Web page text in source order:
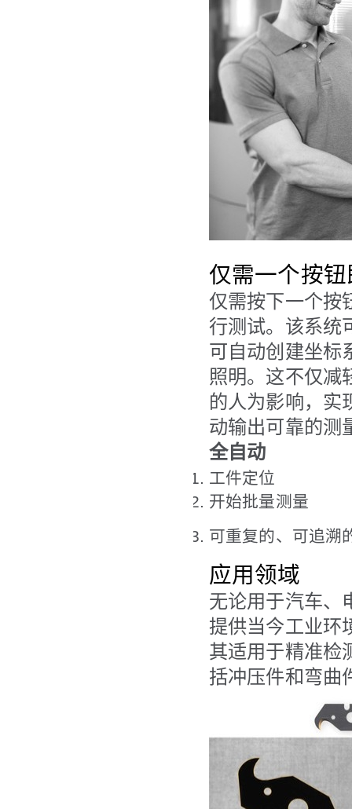
仅需一个按
仅需按下一个按
行测试。该系统
可自动创建坐标
照明。这不仅减
的人为影响，实
动输出可靠的测
全自动
工件定位
开始批量测量
可重复的、可追溯
应用领域
无论用于汽车、
提供当今工业环
其适用于精准检
括冲压件和弯曲